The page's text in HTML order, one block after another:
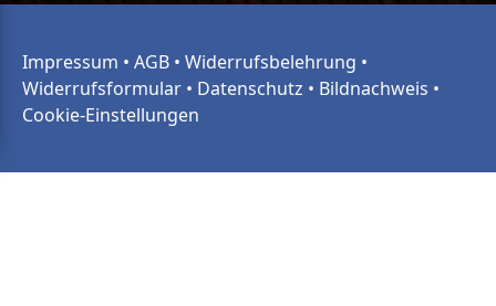
Impressum • AGB • Widerrufsbelehrung •
Widerrufsformular • Datenschutz • Bildnachweis •
Cookie-Einstellungen